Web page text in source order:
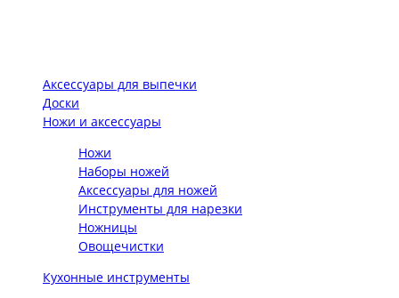
Аксессуары для выпечки
Доски
Ножи и аксессуары
Ножи
Наборы ножей
Аксессуары для ножей
Инструменты для нарезки
Ножницы
Овощечистки
Кухонные инструменты